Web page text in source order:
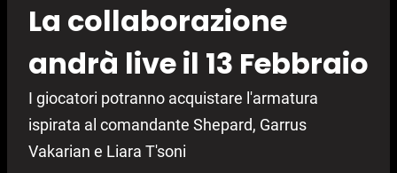
La collaborazione
andrà live il 13 Febbraio
I giocatori potranno acquistare l'armatura
ispirata al comandante Shepard, Garrus
Vakarian e Liara T'soni